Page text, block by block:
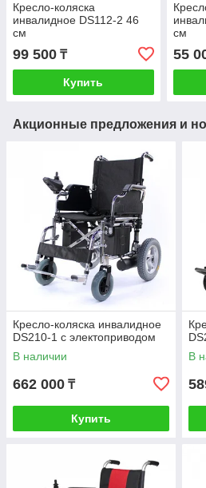
Кресло-коляска
инвалидное DS112-2 46
см
99 500 ₸
Купить
см
55
Акционные предложения и
Кресло-коляска инвалидное
DS210-1 с электоприводом
В наличии
662 000 ₸
Купить
В